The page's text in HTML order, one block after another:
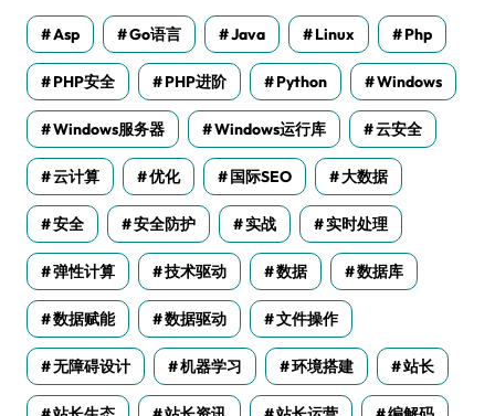
Asp Go语言 Java Linux Php
PHP安全 PHP进阶 Python Windows
Windows服务器 Windows运行库 云安全
云计算 优化 国际SEO 大数据
安全 安全防护 实战 实时处理
弹性计算 技术驱动 数据 数据库
数据赋能 数据驱动 文件操作
无障碍设计 机器学习 环境搭建 站长